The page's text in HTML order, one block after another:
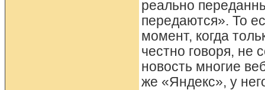
реально
передаются». То
момент, когда
честно говоря, не
новость многие
же «Яндекс», у